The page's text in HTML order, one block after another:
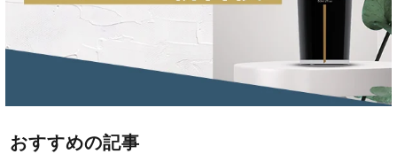
おすすめの記事